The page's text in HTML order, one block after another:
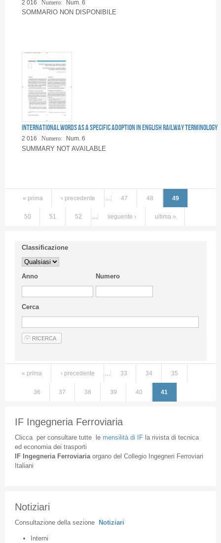
2 016 Numero: Num. 6
SOMMARIO NON DISPONIBILE
International words as a specific adoption in English railway terminology
2 016 Numero: Num. 6
SUMMARY NOT AVAILABLE
« prima ‹ precedente 47 48 49
50 51 52 … seguente › ultima »
Classificazione
Anno Numero
Cerca
Pagine
« prima ‹ precedente … 33 34 35
36 37 38 39 40 41
IF Ingegneria Ferroviaria
Cliccaper consultare tuttele mensilità di IFla rivista di tecnica
ed economia dei trasporti
IF Ingegneria Ferroviaria organodel Collegio Ingegneri Ferroviari
Italiani
Notiziari
Consultazione della sezione Notiziari
Interni